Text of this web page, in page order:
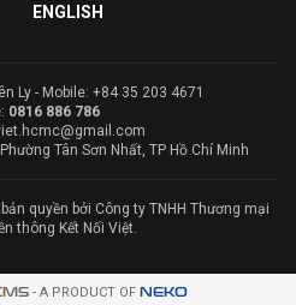
ENGLISH
Ly - Mobile: +84 35 203 4671
0816 886 786
Tân Sơn Nhất, TP Hồ Chí Minh
quyền bởi Công ty TNHH Thương mại
thông Kết Nối Việt.
- A PRODUCT OF NEKO